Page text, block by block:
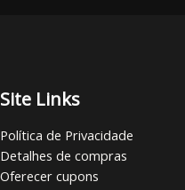
Site Links
Política de Privacidade
Detalhes de compras
Oferecer cupons